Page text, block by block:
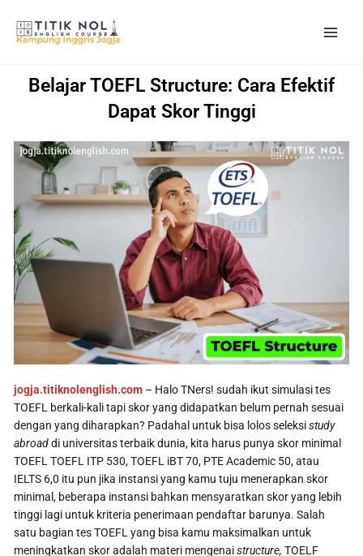
content
Belajar TOEFL Structure: Cara Efektif
Dapat Skor Tinggi
jogja.titiknolenglish.com – Halo TNers! sudah ikut simulasi tes
TOEFL berkali-kali tapi skor yang didapatkan belum pernah sesuai
dengan yang diharapkan? Padahal untuk bisa lolos seleksistudy
abroaddi universitas terbaik dunia, kita harus punya skor minimal
TOEFL TOEFL ITP 530, TOEFL iBT 70, PTE Academic 50, atau
IELTS 6,0 itu pun jika instansi yang kamu tuju menerapkan skor
minimal, beberapa instansi bahkan mensyaratkan skor yang lebih
tinggi lagi untuk kriteria penerimaan pendaftar barunya. Salah
satu bagian tes TOEFL yang bisa kamu maksimalkan untuk
meningkatkan skor adalah materi mengenaistructure,TOELF